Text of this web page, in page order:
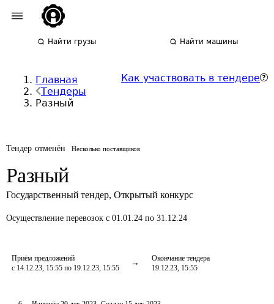
Найти грузы Найти машины
Главная
Тендеры
Разный
Как участвовать в тендере
Тендер отменён Несколько поставщиков
Разный
Государственный тендер, Открытый конкурс
Осуществление перевозок с 01.01.24 по 31.12.24
Приём предложений
с 14.12.23, 15:55 по 19.12.23, 15:55
Окончание тендера
19.12.23, 15:55